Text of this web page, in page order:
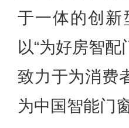
于一体的创新
以“为好房智
致力于为消费
为中国智能门